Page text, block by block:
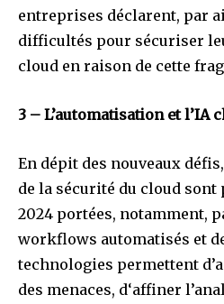
entreprises déclarent, par
difficultés pour sécuriser
cloud en raison de cette
3 – L’automatisation et l’IA
En dépit des nouveaux
de la sécurité du cloud sont
2024 portées, notamment,
workflows automatisés et de
technologies permettent
des menaces, d‘affiner